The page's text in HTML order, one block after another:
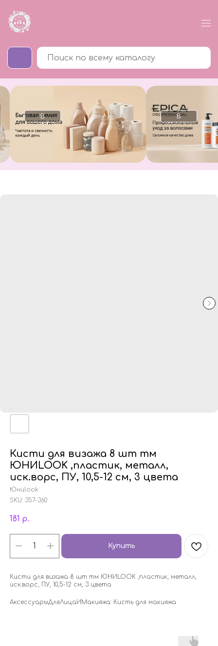
В
каталог
В
каталог
Кисти для визажа 8 шт тм
ЮНИLOOK ,пластик, металл,
иск.ворс, ПУ, 10,5-12 см, 3 цвета
Юниlook
SKU: 357-360
181 р.
Купить
Кисти для визажа 8 шт тм ЮНИLOOK ,пластик, металл,
иск.ворс, ПУ, 10,5-12 см, 3 цвета
АксессуарыДляЛицаИМакияжа: Кисть для макияжа